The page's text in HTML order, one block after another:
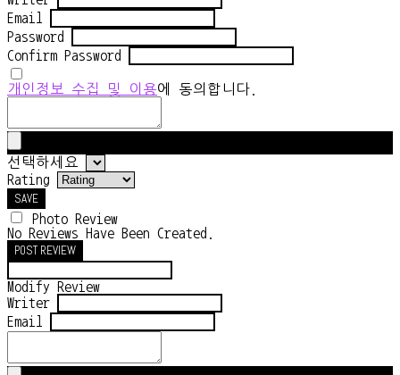
Email
Password
Confirm Password
개인정보 수집 및 이용에 동의합니다.
선택하세요
Rating
SAVE
Photo Review
No Reviews Have Been Created.
POST REVIEW
Modify Review
Writer
Email